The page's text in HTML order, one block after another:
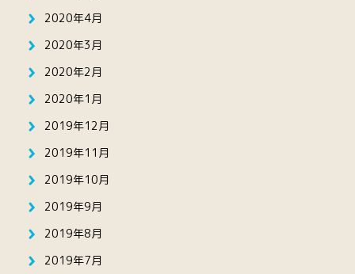
2020年4月
2020年3月
2020年2月
2020年1月
2019年12月
2019年11月
2019年10月
2019年9月
2019年8月
2019年7月